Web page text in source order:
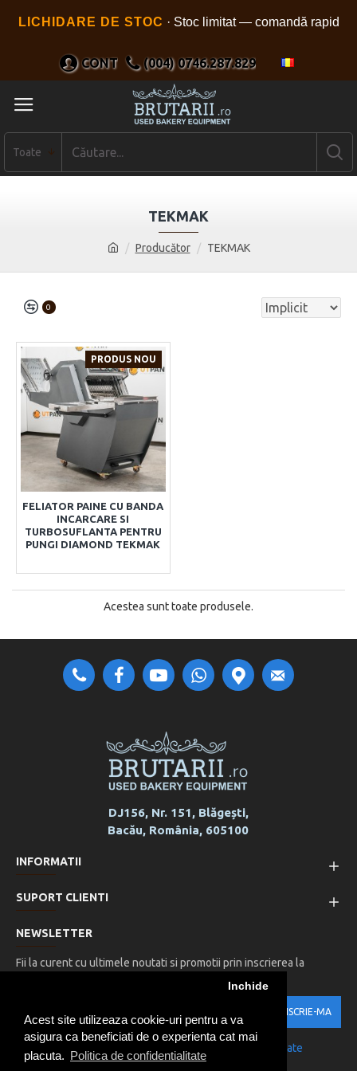
Acest site utilizeaza cookie-uri pentru a va
asigura ca beneficiati de o experienta cat mai
placuta. Politica de confidentialitate
Inchide
LICHIDARE DE STOC · Stoc limitat — comandă rapid
CONT (004) 0746.287.829
Toate
Producător TEKMAK
TEKMAK
0
PRODUS NOU
FELIATOR PAINE CU BANDA
INCARCARE SI
TURBOSUFLANTA PENTRU
PUNGI DIAMOND TEKMAK
Acestea sunt toate produsele.
DJ156, Nr. 151, Blăgești,
Bacău, România, 605100
INFORMATII
SUPORT CLIENTI
NEWSLETTER
Fii la curent cu ultimele noutati si promotii prin inscrierea la
INSCRIE-MA
Politica de confidentialitate